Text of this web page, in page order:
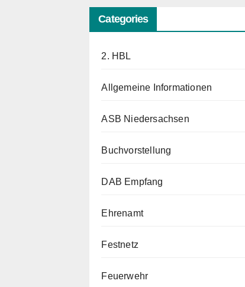
Categories
2. HBL
Allgemeine Informationen
ASB Niedersachsen
Buchvorstellung
DAB Empfang
Ehrenamt
Festnetz
Feuerwehr